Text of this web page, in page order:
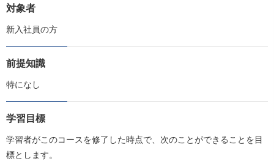
対象者
新入社員の方
前提知識
特になし
学習目標
学習者がこのコースを修了した時点で、次のことができることを目
標とします。